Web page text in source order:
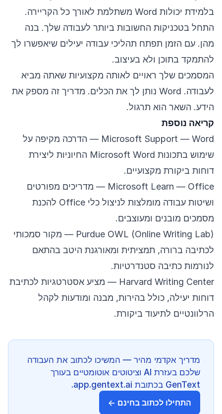
בלמידת יכולות Word משתלמת לאורך כל הקריירה.
התחל בטכניקות החשובות ביותר לעבודה שלך. בנה
מהן. עם הזמן תפתח תהליכי עבודה יעילים שיאפשרו לך
להתמקד בתוכן ולא בעיצוב.
המסמכים שלך ראויים לאותה מקצועיות שאתה מביא
לעבודה. Word נותן לך את הכלים. מדריך זה מספק את
הידע. השאר הוא תרגול.
קריאה נוספת
Microsoft Support — Word — הדרכה מקיפה על
שימוש בתכונות Microsoft Word החיוניות ליצירת
דוחות ביקורת מקצועיים.
Microsoft Learn — Office — מדריכים מפורטים
ושיטות עבודה מומלצות לניצול כלי Office להכנת
מסמכים מובנים ומעוצבים.
Purdue OWL (Online Writing Lab) — מקור סמכותי
לכתיבה ברורה, תמציתית ומאורגנת היטב בהתאם
לנורמות כתיבה סטנדרטיות.
Harvard Writing Center — מציע אסטרטגיות לכתיבת
דוחות יעילה, כולל בהירות, מבנה ומודעות לקהל
הרלוונטיים לתיעוד ביקורת.
מדריך אקדמי מהיר — המשיכו לכתוב את העבודה
שלכם בעזרת AI וציטוטים אוטומטיים בעורך
GenText בכתובת app.gentext.ai.
התחילו לכתוב בחינם ←